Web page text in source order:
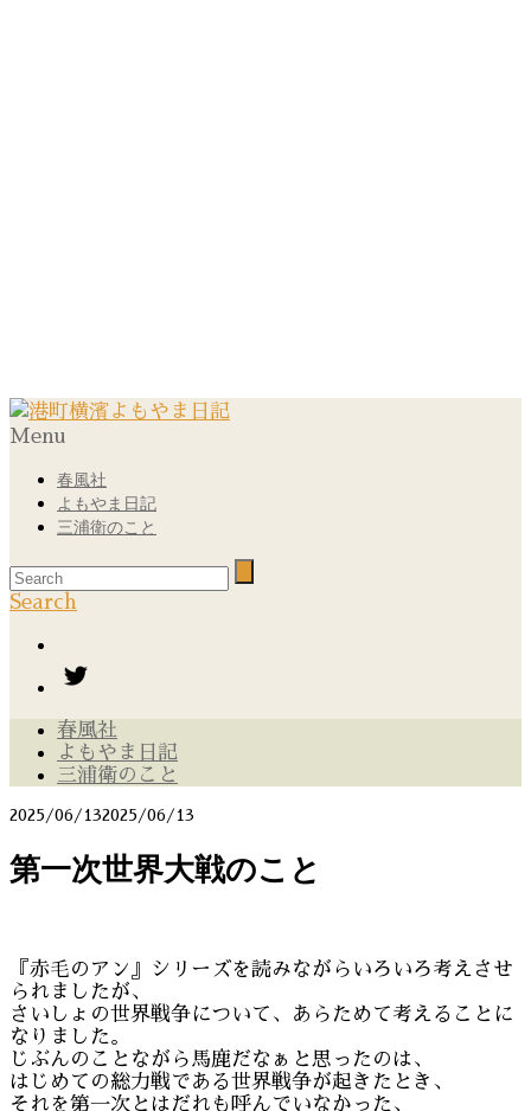
Menu
春風社
よもやま日記
三浦衛のこと
Search
春風社
よもやま日記
三浦衛のこと
2025/06/132025/06/13
第一次世界大戦のこと
『赤毛のアン』シリーズを読みながらいろいろ考えさせ
られましたが、
さいしょの世界戦争について、あらためて考えることに
なりました。
じぶんのことながら馬鹿だなぁと思ったのは、
はじめての総力戦である世界戦争が起きたとき、
それを第一次とはだれも呼んでいなかった、